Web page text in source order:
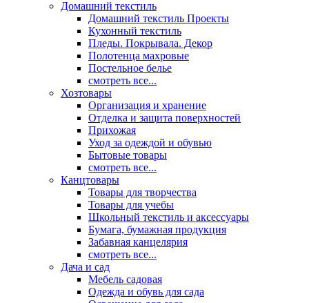
Домашний текстиль
Домашний текстиль Проекты
Кухонный текстиль
Пледы. Покрывала. Декор
Полотенца махровые
Постельное белье
смотреть все...
Хозтовары
Организация и хранение
Отделка и защита поверхностей
Прихожая
Уход за одеждой и обувью
Бытовые товары
смотреть все...
Канцтовары
Товары для творчества
Товары для учебы
Школьный текстиль и аксессуары
Бумага, бумажная продукция
Забавная канцелярия
смотреть все...
Дача и сад
Мебель садовая
Одежда и обувь для сада